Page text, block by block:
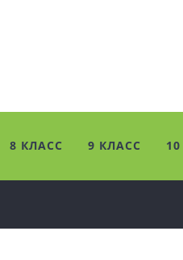
8 КЛАСС 9 КЛАСС